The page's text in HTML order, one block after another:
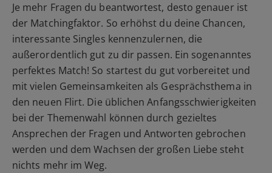
Je mehr Fragen du beantwortest, desto genauer ist
der Matchingfaktor. So erhöhst du deine Chancen,
interessante Singles kennenzulernen, die
außerordentlich gut zu dir passen. Ein sogenanntes
perfektes Match! So startest du gut vorbereitet und
mit vielen Gemeinsamkeiten als Gesprächsthema in
den neuen Flirt. Die üblichen Anfangsschwierigkeiten
bei der Themenwahl können durch gezieltes
Ansprechen der Fragen und Antworten gebrochen
werden und dem Wachsen der großen Liebe steht
nichts mehr im Weg.